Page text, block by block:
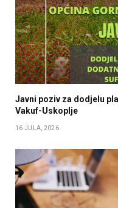
Javni poziv za dodjelu
Vakuf-Uskoplje
16 JULA, 2026